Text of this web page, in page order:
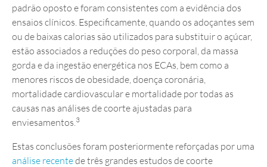
padrão oposto e foram consistentes com a evidência dos
ensaios clínicos. Especificamente, quando os adoçantes sem
ou de baixas calorias são utilizados para substituir o açúcar,
estão associados a reduções do peso corporal, da massa
gorda e da ingestão energética nos ECAs, bem como a
menores riscos de obesidade, doença coronária,
mortalidade cardiovascular e mortalidade por todas as
causas nas análises de coorte ajustadas para
enviesamentos. 3
Estas conclusões foram posteriormente reforçadas por uma
análise recentede três grandes estudos de coorte